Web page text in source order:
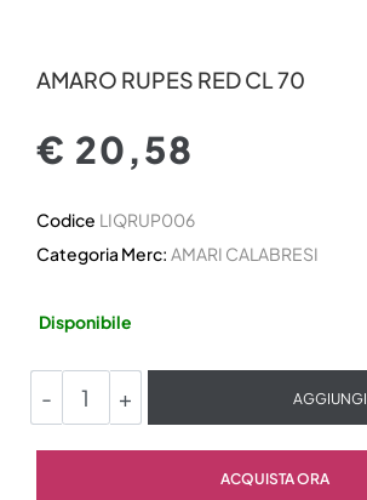
AMARO RUPES RED CL 70
€ 20,58
Codice LIQRUP006
Categoria Merc: AMARI CALABRESI
Disponibile
AGGIUNGI
ACQUISTA ORA